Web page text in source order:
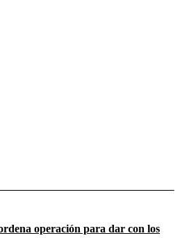
operación para dar con los